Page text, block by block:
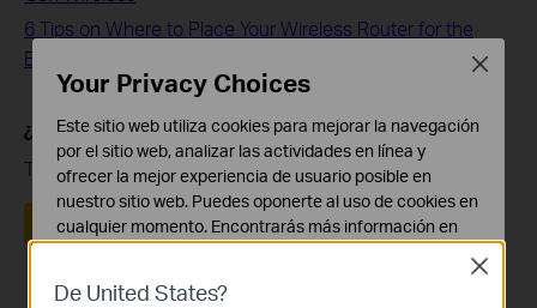
6 Tips on Where to Place Your Wireless Router for the
Best Signal/Coverage
¿Es útil este artículo?
Tus comentarios nos ayudan a mejorar esta web.
Sí No
De United States?
Close
Your Privacy Choices
Este sitio web utiliza cookies para mejorar la navegación
por el sitio web, analizar las actividades en línea y
ofrecer la mejor experiencia de usuario posible en
nuestro sitio web. Puedes oponerte al uso de cookies en
cualquier momento. Encontrarás más información en
Cookies Básicas
Close